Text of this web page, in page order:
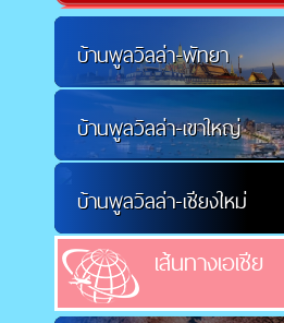
บ้านพูลวิลล่า-พัทยา
บ้านพูลวิลล่า-เขาใหญ่
บ้านพูลวิลล่า-เชียงใหม่
เส้นทางเอเชีย